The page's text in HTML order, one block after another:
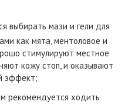
выбирать мази и гели для
как мята, ментоловое и
стимулируют местное
кожу стоп, и оказывают
эффект;
рекомендуется ходить